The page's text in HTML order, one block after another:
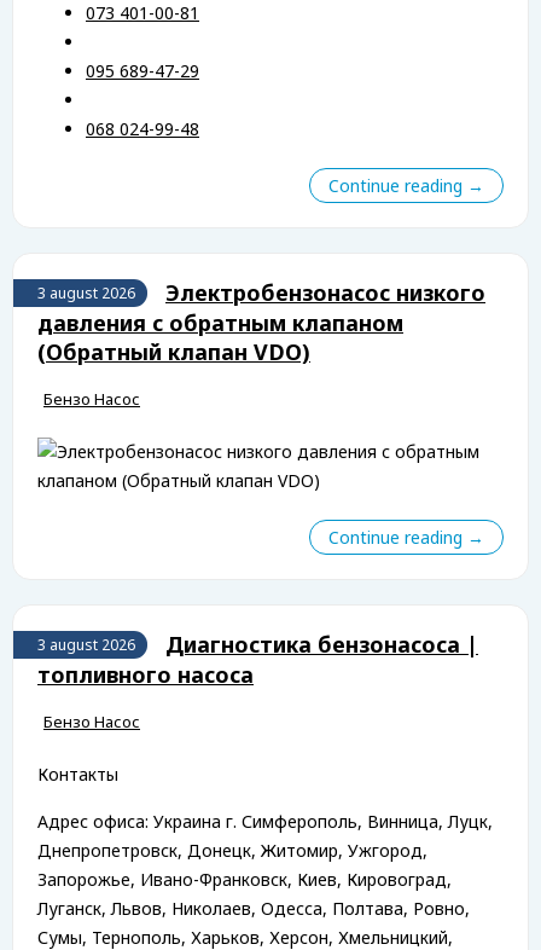
073 401-00-81
095 689-47-29
068 024-99-48
Continue reading →
3 august 2026
Электробензонасос низкого
давления с обратным клапаном
(Обратный клапан VDO)
Бензо Насос
Continue reading →
3 august 2026
Диагностика бензонасоса |
топливного насоса
Бензо Насос
Контакты
Адрес офиса: Украина г. Симферополь, Винница, Луцк,
Днепропетровск, Донецк, Житомир, Ужгород,
Запорожье, Ивано-Франковск, Киев, Кировоград,
Луганск, Львов, Николаев, Одесса, Полтава, Ровно,
Сумы, Тернополь, Харьков, Херсон, Хмельницкий,